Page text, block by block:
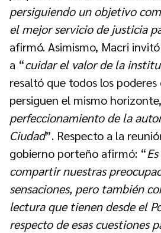
persiguiendo un objetivo
el mejor servicio de justicia
afirmó. Asimismo, Macri
a “cuidar el valor de la
resaltó que todos los poderes
persiguen el mismo
perfeccionamiento de la
Ciudad”. Respecto a la
gobierno porteño afirmó: “
compartir nuestras
sensaciones, pero también
lectura que tienen desde el
respecto de esas cuestiones